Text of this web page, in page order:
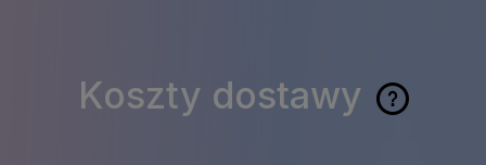
Koszty dostawy
Cena nie zawiera